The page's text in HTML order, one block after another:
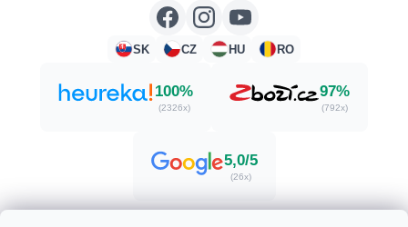
SK CZ HU RO
100%
(2326x)
97%
(792x)
5,0/5
(26x)